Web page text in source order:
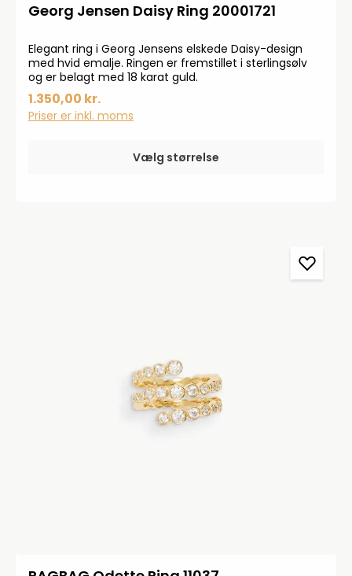
Georg Jensen Daisy Ring 20001721
Elegant ring i Georg Jensens elskede Daisy-design
med hvid emalje. Ringen er fremstillet i sterlingsølv
og er belagt med 18 karat guld.
1.350,00 kr.
Priser er inkl. moms
Vælg størrelse